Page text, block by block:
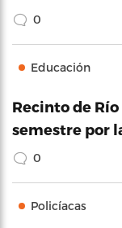
0
Educación
Recinto de
semestre por
0
Policíacas